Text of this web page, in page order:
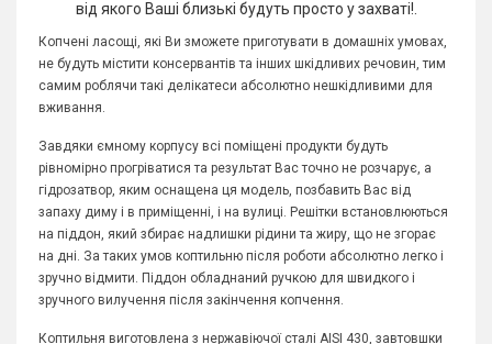
від якого Ваші близькі будуть просто у захваті!.
Копчені ласощі, які Ви зможете приготувати в домашніх умовах,
не будуть містити консервантів та інших шкідливих речовин, тим
самим роблячи такі делікатеси абсолютно нешкідливими для
вживання.
Завдяки ємному корпусу всі поміщені продукти будуть
рівномірно прогріватися та результат Вас точно не розчарує, а
гідрозатвор, яким оснащена ця модель, позбавить Вас від
запаху диму і в приміщенні, і на вулиці. Решітки встановлюються
на піддон, який збирає надлишки рідини та жиру, що не згорає
на дні. За таких умов коптильню після роботи абсолютно легко і
зручно відмити. Піддон обладнаний ручкою для швидкого і
зручного вилучення після закінчення копчення.
Коптильня виготовлена з нержавіючої сталі AISI 430, завтовшки